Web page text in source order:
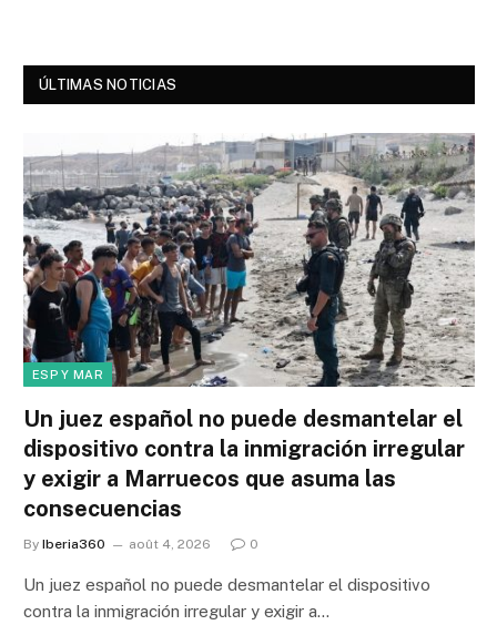
ÚLTIMAS NOTICIAS
ESP Y MAR
Un juez español no puede desmantelar el
dispositivo contra la inmigración irregular
y exigir a Marruecos que asuma las
consecuencias
By Iberia360 août 4, 2026 0
Un juez español no puede desmantelar el dispositivo
contra la inmigración irregular y exigir a…